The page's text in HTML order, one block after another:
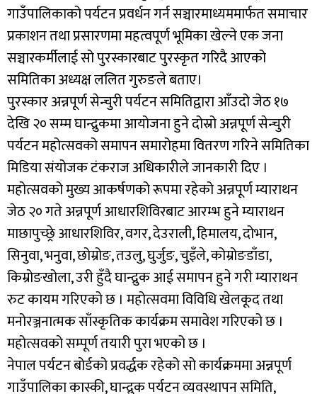
गाउँपालिकाको पर्यटन प्रवर्धन गर्न सञ्चारमाध्यममार्फत समाचार
प्रकाशन तथा प्रसारणमा महत्वपूर्ण भूमिका खेल्ने एक जना
सञ्चारकर्मीलाई सो पुरस्कारबाट पुरस्कृत गरिदै आएको
समितिका अध्यक्ष ललित गुरुङले बताए।
पुरस्कार अन्नपूर्ण सेन्चुरी पर्यटन समितिद्वारा आँउदो जेठ १७
देखि २० सम्म घान्द्रुकमा आयोजना हुने दोस्रो अन्नपूर्ण सेन्चुरी
पर्यटन महोत्सवको समापन समारोहमा वितरण गरिने समितिका
मिडिया संयोजक टंकराज अधिकारीले जानकारी दिए ।
महोत्सवको मुख्य आकर्षणको रूपमा रहेको अन्नपूर्ण म्याराथन
जेठ २० गते अन्नपूर्ण आधारशिविरबाट आरम्भ हुने म्याराथन
माछापुच्छ्रे आधारशिविर, वगर, देउराली, हिमालय, दोभान,
सिनुवा, भनुवा, छोम्रोङ, तउलु, घुर्जुङ, चुइँले, कोम्रोङडाँडा,
किम्रोङखोला, उरी हुँदै घान्द्रुक आई समापन हुने गरी म्याराथन
रुट कायम गरिएको छ । महोत्सवमा विविधि खेलकूद तथा
मनोरञ्जनात्मक साँस्कृतिक कार्यक्रम समावेश गरिएको छ ।
महोत्सवको सम्पूर्ण तयारी पुरा भएको छ ।
नेपाल पर्यटन बोर्डको प्रवर्द्धक रहेको सो कार्यक्रममा अन्नपूर्ण
गाउँपालिका कास्की, घान्द्रुक पर्यटन व्यवस्थापन समिति,